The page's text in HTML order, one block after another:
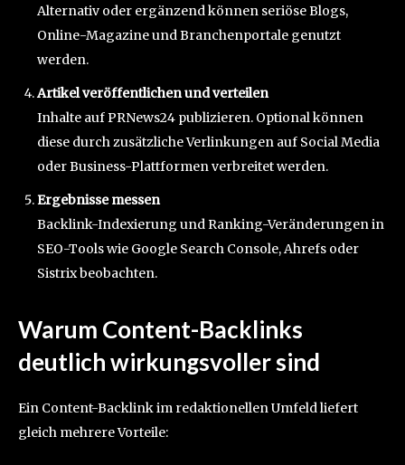
Alternativ oder ergänzend können seriöse Blogs,
Online-Magazine und Branchenportale genutzt
werden.
Artikel veröffentlichen und verteilen
Inhalte auf PRNews24 publizieren. Optional können
diese durch zusätzliche Verlinkungen auf Social Media
oder Business-Plattformen verbreitet werden.
Ergebnisse messen
Backlink-Indexierung und Ranking-Veränderungen in
SEO-Tools wie Google Search Console, Ahrefs oder
Sistrix beobachten.
Warum Content-Backlinks
deutlich wirkungsvoller sind
Ein Content-Backlink im redaktionellen Umfeld liefert
gleich mehrere Vorteile: